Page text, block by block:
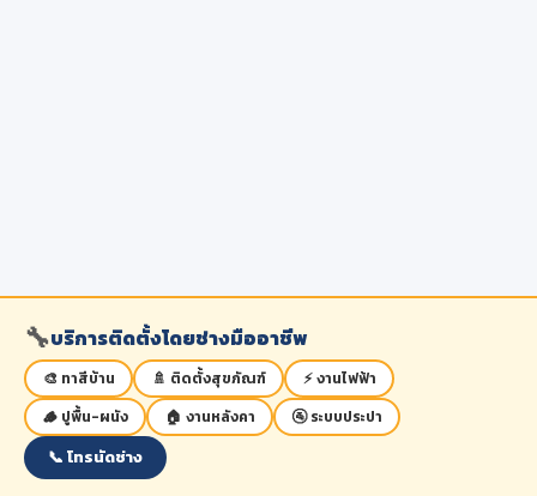
🔧บริการติดตั้งโดยช่างมืออาชีพ
🎨 ทาสีบ้าน 🚿 ติดตั้งสุขภัณฑ์
⚡ งานไฟฟ้า
🪵 ปูพื้น-ผนัง
🏠 งานหลังคา 🚰 ระบบประปา
📞 โทรนัดช่าง